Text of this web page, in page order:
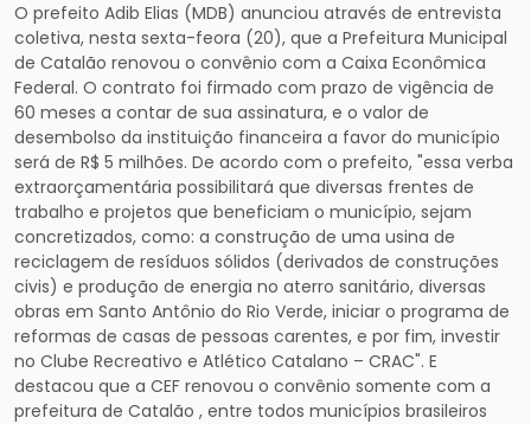
O prefeito Adib Elias (MDB) anunciou através de entrevista
coletiva, nesta sexta-feora (20), que a Prefeitura Municipal
de Catalão renovou o convênio com a Caixa Econômica
Federal. O contrato foi firmado com prazo de vigência de
60 meses a contar de sua assinatura, e o valor de
desembolso da instituição financeira a favor do município
será de R$ 5 milhões. De acordo com o prefeito, "essa verba
extraorçamentária possibilitará que diversas frentes de
trabalho e projetos que beneficiam o município, sejam
concretizados, como: a construção de uma usina de
reciclagem de resíduos sólidos (derivados de construções
civis) e produção de energia no aterro sanitário, diversas
obras em Santo Antônio do Rio Verde, iniciar o programa de
reformas de casas de pessoas carentes, e por fim, investir
no Clube Recreativo e Atlético Catalano – CRAC". E
destacou que a CEF renovou o convênio somente com a
prefeitura de Catalão , entre todos municípios brasileiros